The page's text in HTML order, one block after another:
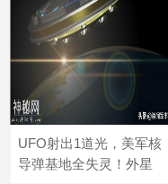
UFO射出1道光，美军核
导弹基地全失灵！外星